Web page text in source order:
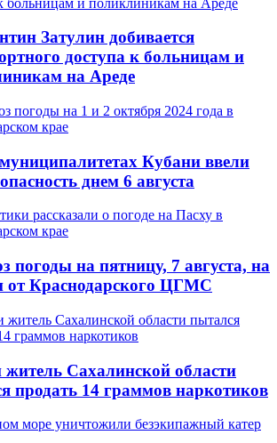
Затулин добивается
доступа к больницам и
на Ареде
Кубани ввели
днем 6 августа
погоды на пятницу, 7 августа, на
от Краснодарского ЦГМС
Сахалинской области
продать 14 граммов наркотиков